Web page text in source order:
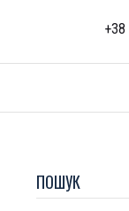
+38
ПОШУК